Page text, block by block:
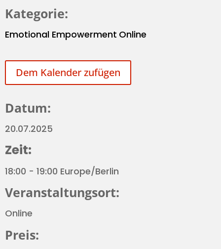
Kategorie:
Emotional Empowerment Online
Dem Kalender zufügen
Datum:
20.07.2025
Zeit:
18:00 - 19:00 Europe/Berlin
Veranstaltungsort:
Online
Preis: